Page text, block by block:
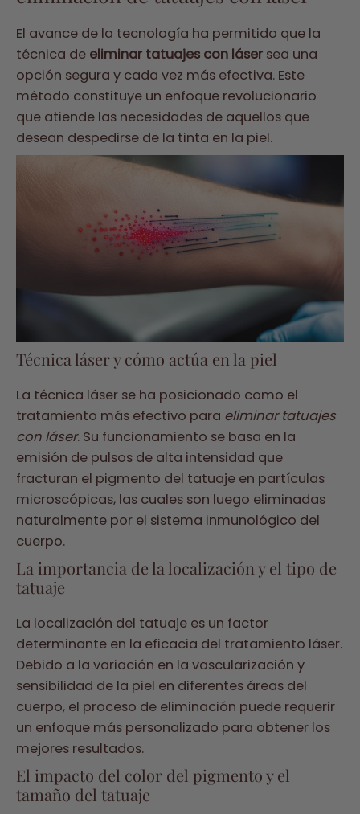
El avance de la tecnología ha permitido que la
técnica de eliminar tatuajes con láser sea una
opción segura y cada vez más efectiva. Este
método constituye un enfoque revolucionario
que atiende las necesidades de aquellos que
desean despedirse de la tinta en la piel.
Técnica láser y cómo actúa en la piel
La técnica láser se ha posicionado como el
tratamiento más efectivo para eliminar tatuajes
con láser. Su funcionamiento se basa en la
emisión de pulsos de alta intensidad que
fracturan el pigmento del tatuaje en partículas
microscópicas, las cuales son luego eliminadas
naturalmente por el sistema inmunológico del
cuerpo.
La importancia de la localización y el tipo de
tatuaje
La localización del tatuaje es un factor
determinante en la eficacia del tratamiento láser.
Debido a la variación en la vascularización y
sensibilidad de la piel en diferentes áreas del
cuerpo, el proceso de eliminación puede requerir
un enfoque más personalizado para obtener los
mejores resultados.
El impacto del color del pigmento y el
tamaño del tatuaje